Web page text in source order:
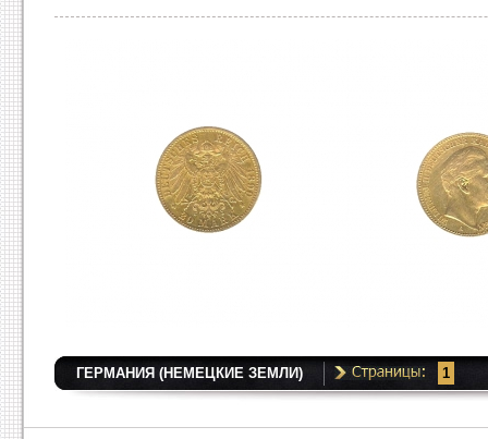
ГЕРМАНИЯ (НЕМЕЦКИЕ ЗЕМЛИ) 1